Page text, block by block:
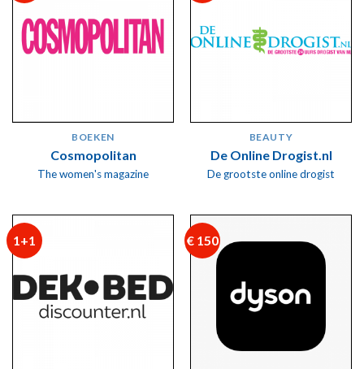
BOEKEN
Cosmopolitan
The women's magazine
BEAUTY
De Online Drogist.nl
De grootste online drogist
1+1 € 150